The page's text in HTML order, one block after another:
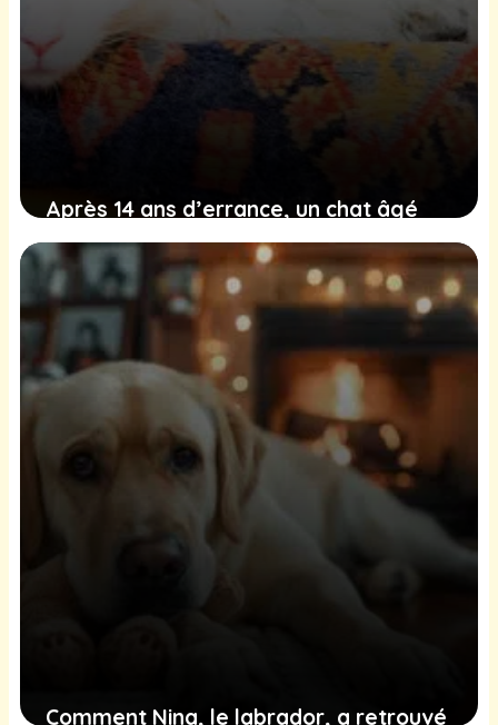
Après 14 ans d’errance, un chat âgé
trouve enfin la chaleur d’un vrai foyer
7 février 2025
Comment Nina, le labrador, a retrouvé